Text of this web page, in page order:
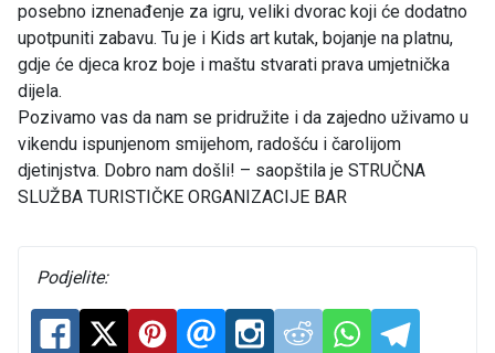
posebno iznenađenje za igru, veliki dvorac koji će dodatno
upotpuniti zabavu. Tu je i Kids art kutak, bojanje na platnu,
gdje će djeca kroz boje i maštu stvarati prava umjetnička
dijela.
Pozivamo vas da nam se pridružite i da zajedno uživamo u
vikendu ispunjenom smijehom, radošću i čarolijom
djetinjstva. Dobro nam došli! – saopštila je STRUČNA
SLUŽBA TURISTIČKE ORGANIZACIJE BAR
Podjelite: